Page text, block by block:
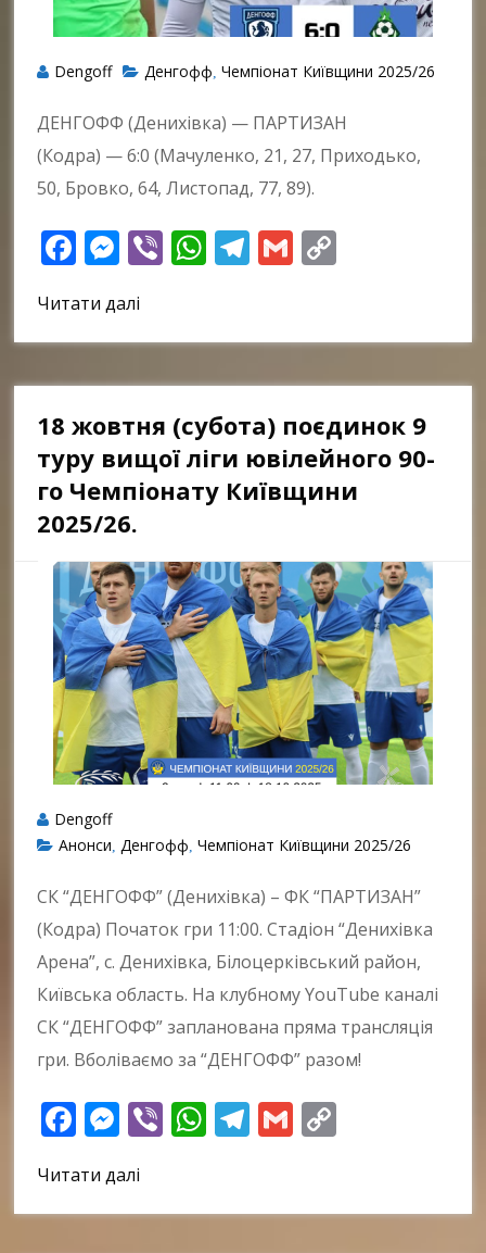
Dengoff Денгофф ,Чемпіонат Київщини 2025/26
ДЕНГОФФ (Денихівка) — ПАРТИЗАН
(Кодра) — 6:0 (Мачуленко, 21, 27, Приходько,
50, Бровко, 64, Листопад, 77, 89).
Facebook
Messenger
ViberWhatsApp
Telegram
Gmail
Читати далі
18 жовтня (субота) поєдинок 9
туру вищої ліги ювілейного 90-
го Чемпіонату Київщини
2025/26.
Dengoff
Анонси Денгофф ,Чемпіонат Київщини 2025/26
СК “ДЕНГОФФ” (Денихівка) – ФК “ПАРТИЗАН”
(Кодра) Початок гри 11:00. Стадіон “Денихівка
Арена”, с. Денихівка, Білоцерківський район,
Київська область. На клубному YouTube каналі
СК “ДЕНГОФФ” запланована пряма трансляція
гри. Вболіваємо за “ДЕНГОФФ” разом!
Facebook
Messenger
ViberWhatsApp
Telegram
Gmail
Читати далі